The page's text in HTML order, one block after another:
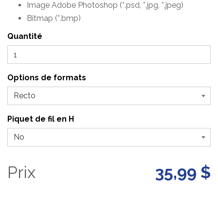
Image Adobe Photoshop (*.psd, *.jpg, *.jpeg)
Bitmap (*.bmp)
Quantité
Options de formats
Piquet de fil en H
Prix 35,99 $